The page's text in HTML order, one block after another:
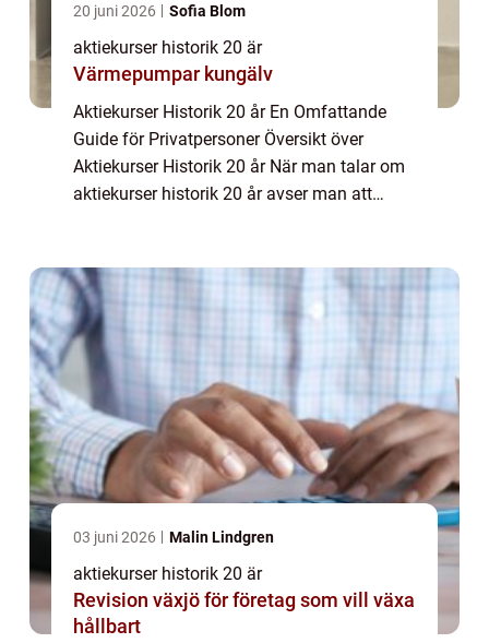
20 juni 2026 Sofia Blom
aktiekurser historik 20 är
Värmepumpar kungälv
Aktiekurser Historik 20 år En Omfattande
Guide för Privatpersoner Översikt över
Aktiekurser Historik 20 år När man talar om
aktiekurser historik 20 år avser man att
03 juni 2026 Malin Lindgren
aktiekurser historik 20 är
Revision växjö för företag som vill växa
hållbart